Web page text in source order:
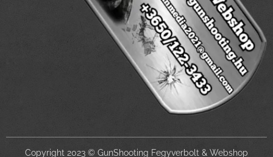
Copyright 2023 © GunShooting Fegyverbolt & Webshop